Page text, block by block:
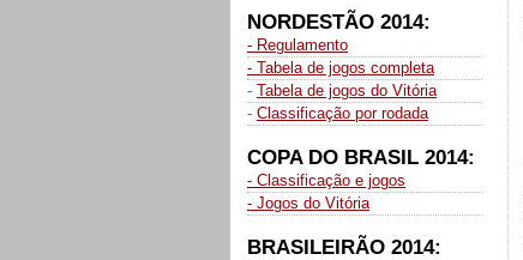
NORDESTÃO 2014:
- Regulamento
- Tabela de jogos completa
- Tabela de jogos do Vitória
- Classificação por rodada
COPA DO BRASIL 2014:
- Classificação e jogos
- Jogos do Vitória
BRASILEIRÃO 2014: